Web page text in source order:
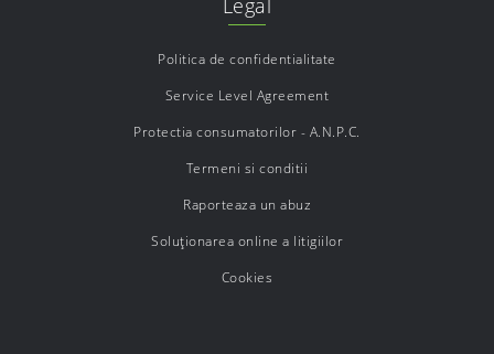
Legal
Politica de confidentialitate
Service Level Agreement
Protectia consumatorilor - A.N.P.C.
Termeni si conditii
Raporteaza un abuz
Soluționarea online a litigiilor
Cookies